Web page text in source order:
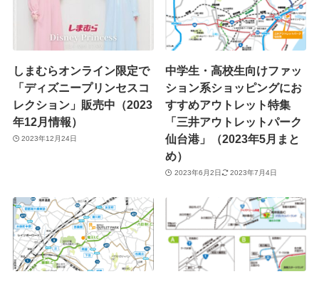
しまむらオンライン限定で
「ディズニープリンセスコ
レクション」販売中（2023
年12月情報）
2023年12月24日
中学生・高校生向けファッ
ション系ショッピングにお
すすめアウトレット特集
「三井アウトレットパーク
仙台港」（2023年5月まと
め）
2023年6月2日 2023年7月4日